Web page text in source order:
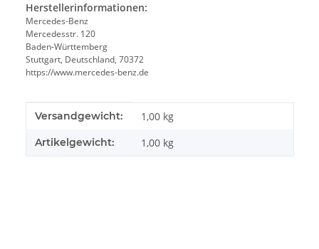
Herstellerinformationen:
Mercedes-Benz
Mercedesstr. 120
Baden-Württemberg
Stuttgart, Deutschland, 70372
https://www.mercedes-benz.de
Produkteigenschaft
Wert
Versandgewicht: 1,00 kg
Artikelgewicht: 1,00 kg